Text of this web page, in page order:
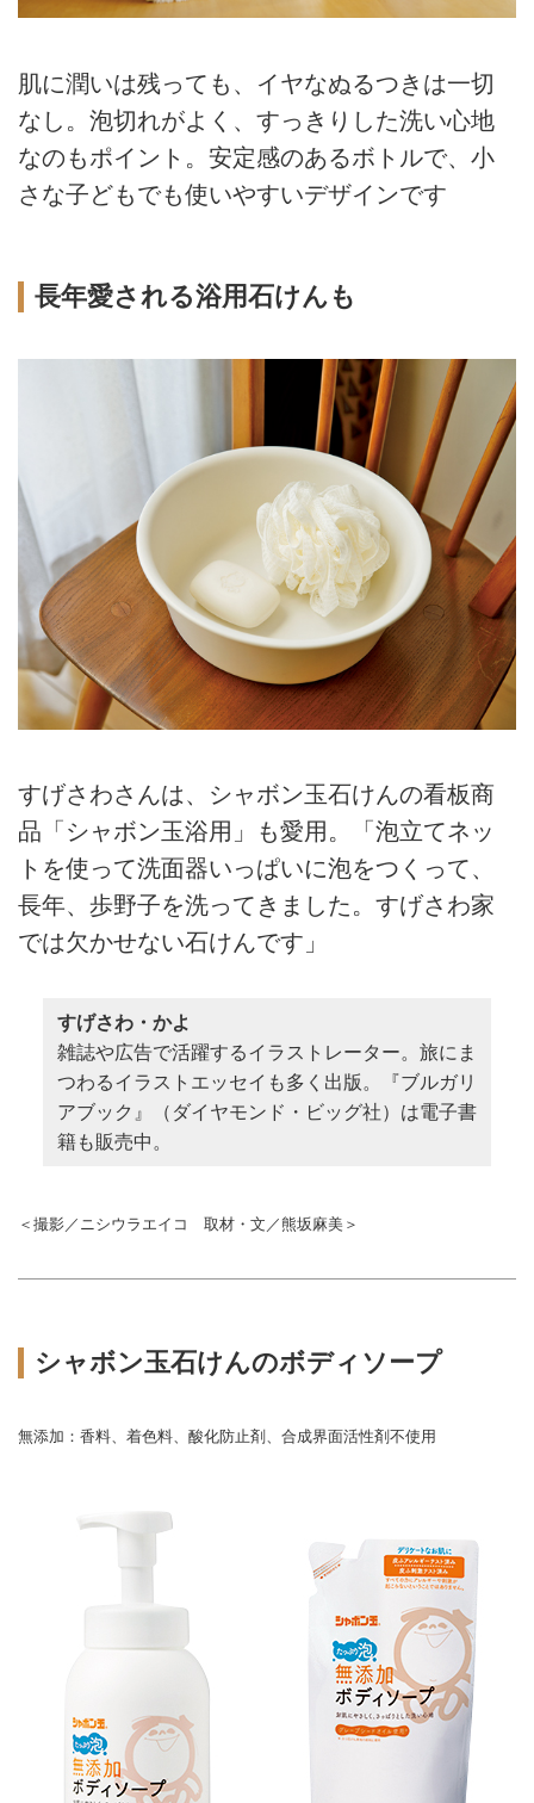
肌に潤いは残っても、イヤなぬるつきは一切
なし。泡切れがよく、すっきりした洗い心地
なのもポイント。安定感のあるボトルで、小
さな子どもでも使いやすいデザインです
長年愛される浴用石けんも
すげさわさんは、シャボン玉石けんの看板商
品「シャボン玉浴用」も愛用。「泡立てネッ
トを使って洗面器いっぱいに泡をつくって、
長年、歩野子を洗ってきました。すげさわ家
では欠かせない石けんです」
すげさわ・かよ
雑誌や広告で活躍するイラストレーター。旅にま
つわるイラストエッセイも多く出版。『ブルガリ
アブック』（ダイヤモンド・ビッグ社）は電子書
籍も販売中。
＜撮影／ニシウラエイコ 取材・文／熊坂麻美＞
シャボン玉石けんのボディソープ
無添加：香料、着色料、酸化防止剤、合成界面活性剤不使用